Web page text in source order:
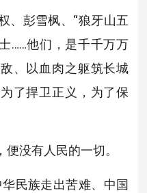
彭雪枫、“狼牙山五
……他们，是千千万万
、以血肉之躯筑长城
了捍卫正义，为了保
没有人民的一切。
民族走出苦难、中国